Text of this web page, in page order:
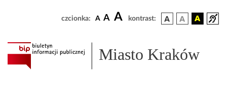
czcionka: A A A kontrast:
Miasto Kraków